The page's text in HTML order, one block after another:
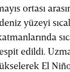
ortası
yüzeyi
edildi.
El